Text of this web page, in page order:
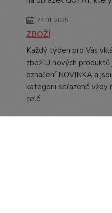
24.01.2025
ZBOŽÍ
Každý týden pro Vás
zboží.U nových
označení NOVINKA a
kategorii seřazené vždy
celé